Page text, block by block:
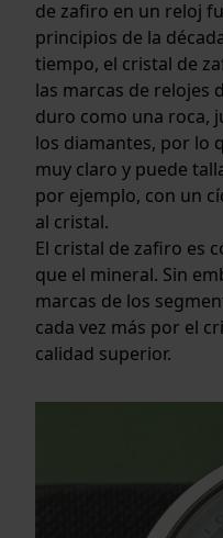
de zafiro en un reloj
principios de la
tiempo, el cristal de
las marcas de relojes
duro como una roca,
los diamantes, por lo
muy claro y puede
por ejemplo, con un
al cristal.
El cristal de zafiro es
que el mineral. Sin
marcas de los
cada vez más por el
calidad superior.